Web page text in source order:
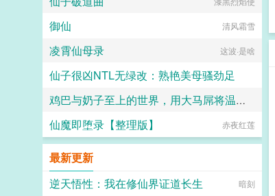
御仙 清风霜雪
凌霄仙母录 这波·是啥
仙子很凶NTL无绿改：熟艳美母骚劲足
羽溺田
鸡巴与奶子至上的世界，用大马屌将温柔妈妈、娇羞妹妹、高冷女神等绝色美女征服吧
热爱生活的小冬
仙魔即堕录【整理版】 赤夜红莲
最新更新
逆天悟性：我在修仙界证道长生
暗刻